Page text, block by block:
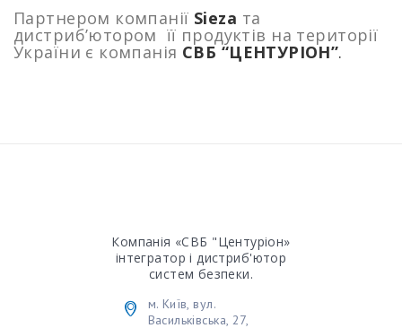
Партнером компанії Sieza та
дистриб’ютором її продуктів на території
України є компанія СВБ “ЦЕНТУРІОН”.
Компанія «СВБ "Центуріон»
інтегратор і дистриб'ютор
систем безпеки.
м. Київ, вул.
Васильківська, 27,